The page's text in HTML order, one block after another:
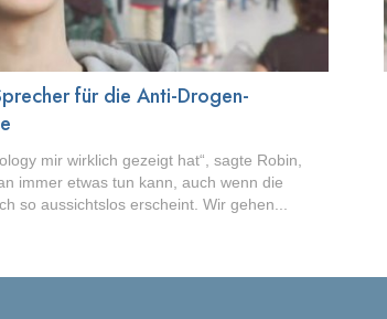
für die Anti-Drogen-
mir wirklich gezeigt hat“, sagte Robin,
immer etwas tun kann, auch wenn die
so aussichtslos erscheint. Wir gehen...